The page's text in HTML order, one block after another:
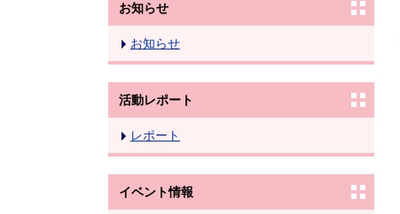
お知らせ
お知らせ
活動レポート
レポート
イベント情報